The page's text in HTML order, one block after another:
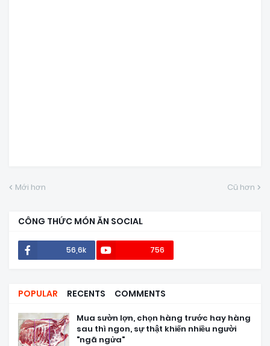
Mới hơn Cũ hơn
CÔNG THỨC MÓN ĂN SOCIAL
56,6k 756
POPULAR RECENTS COMMENTS
Mua sườn lợn, chọn hàng trước hay hàng
sau thì ngon, sự thật khiến nhiều người
"ngã ngửa"